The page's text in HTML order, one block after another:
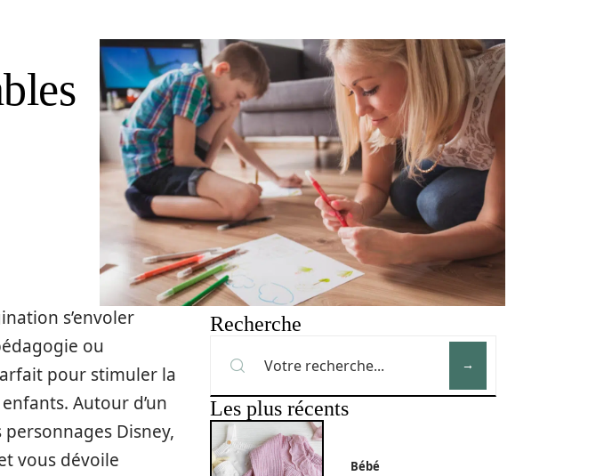
s’envoler
ou
pour stimuler la
Autour d’un
Disney,
vous dévoile
Recherche
Les plus récents
Bébé